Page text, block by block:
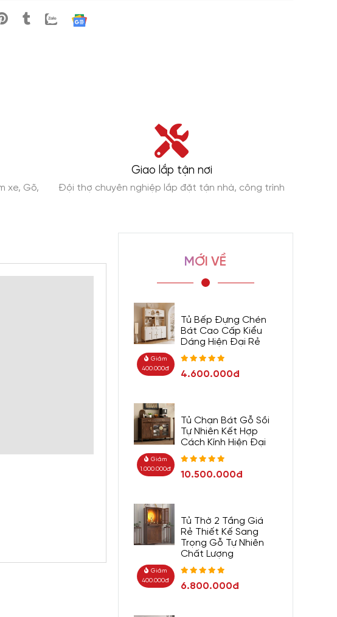
xe, Gõ,
Giao lắp tận nơi
Đội thợ chuyên nghiệp lắp đặt tận nhà, công trình
MỚI VỀ
Giảm
400.000đ
Tủ Bếp Đựng Chén
Bát Cao Cấp Kiểu
Dáng Hiện Đại Rẻ
4.600.000đ
Giảm
1.000.000đ
Tủ Chạn Bát Gỗ Sồi
Tự Nhiên Kết Hợp
Cách Kính Hiện Đại
10.500.000đ
Giảm
400.000đ
Tủ Thờ 2 Tầng Giá
Rẻ Thiết Kế Sang
Trọng Gỗ Tự Nhiên
Chất Lượng
6.800.000đ